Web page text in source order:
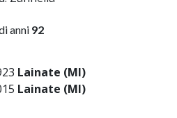
anni 92
Lainate (MI)
Lainate (MI)